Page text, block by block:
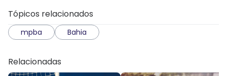
Tópicos relacionados
mpba Bahia
Relacionadas